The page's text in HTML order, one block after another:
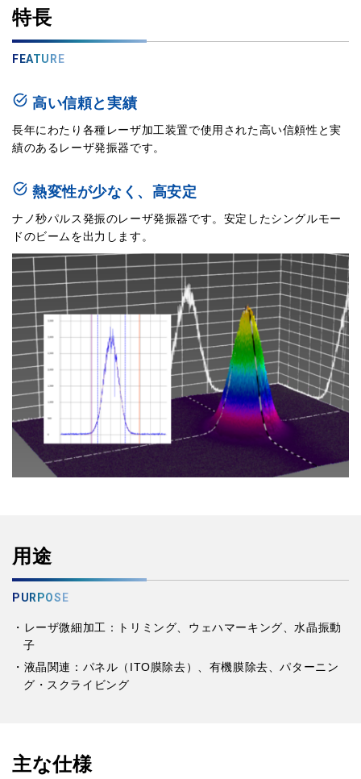
特長
FEATURE
task_alt 高い信頼と実績
長年にわたり各種レーザ加工装置で使用された高い信頼性と実
績のあるレーザ発振器です。
task_alt 熱変性が少なく、高安定
ナノ秒パルス発振のレーザ発振器です。安定したシングルモー
ドのビームを出力します。
用途
PURPOSE
・レーザ微細加工：トリミング、ウェハマーキング、水晶振動
子
・液晶関連：パネル（ITO膜除去）、有機膜除去、パターニン
グ・スクライビング
主な仕様